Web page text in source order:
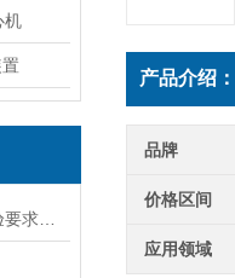
机
产品介绍：
品牌
价格区间
应用领域